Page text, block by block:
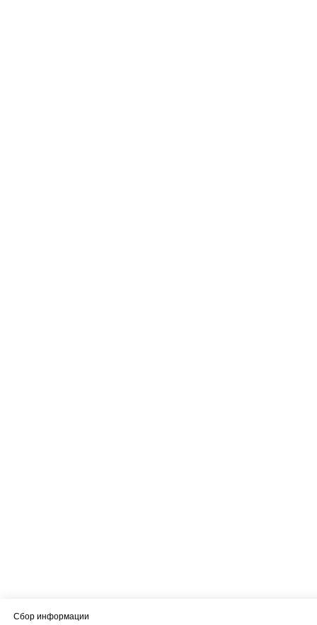
Сбор информации